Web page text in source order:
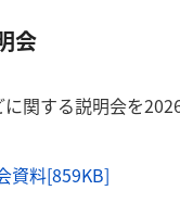
会
関する説明会を
資料[859KB]